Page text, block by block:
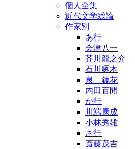
個人全集
近代文学総論
作家別
あ行
会津八一
芥川龍之介
石川啄木
泉 鏡花
内田百閒
か行
川端康成
小林秀雄
さ行
斎藤茂吉